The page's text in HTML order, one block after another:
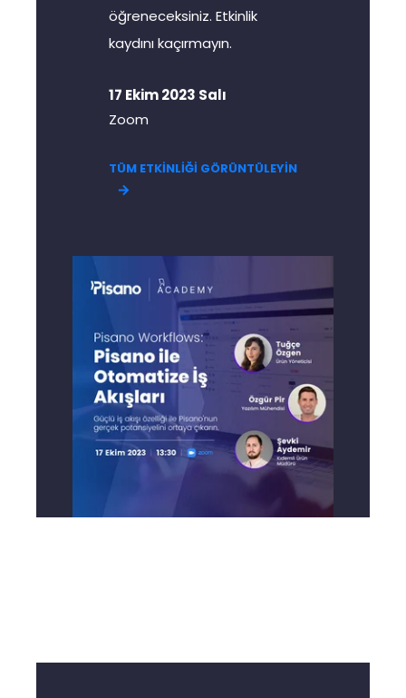
öğreneceksiniz. Etkinlik
kaydını kaçırmayın.
17 Ekim 2023 Salı
Zoom
TÜM ETKİNLİĞİ GÖRÜNTÜLEYİN